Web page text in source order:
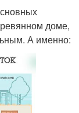
доме,
А именно: